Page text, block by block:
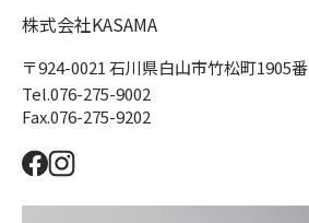
株式会社KASAMA
〒924-0021 石川県白山市竹松町1905番
Tel.076-275-9002
Fax.076-275-9202